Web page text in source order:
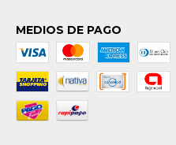
MEDIOS DE PAGO